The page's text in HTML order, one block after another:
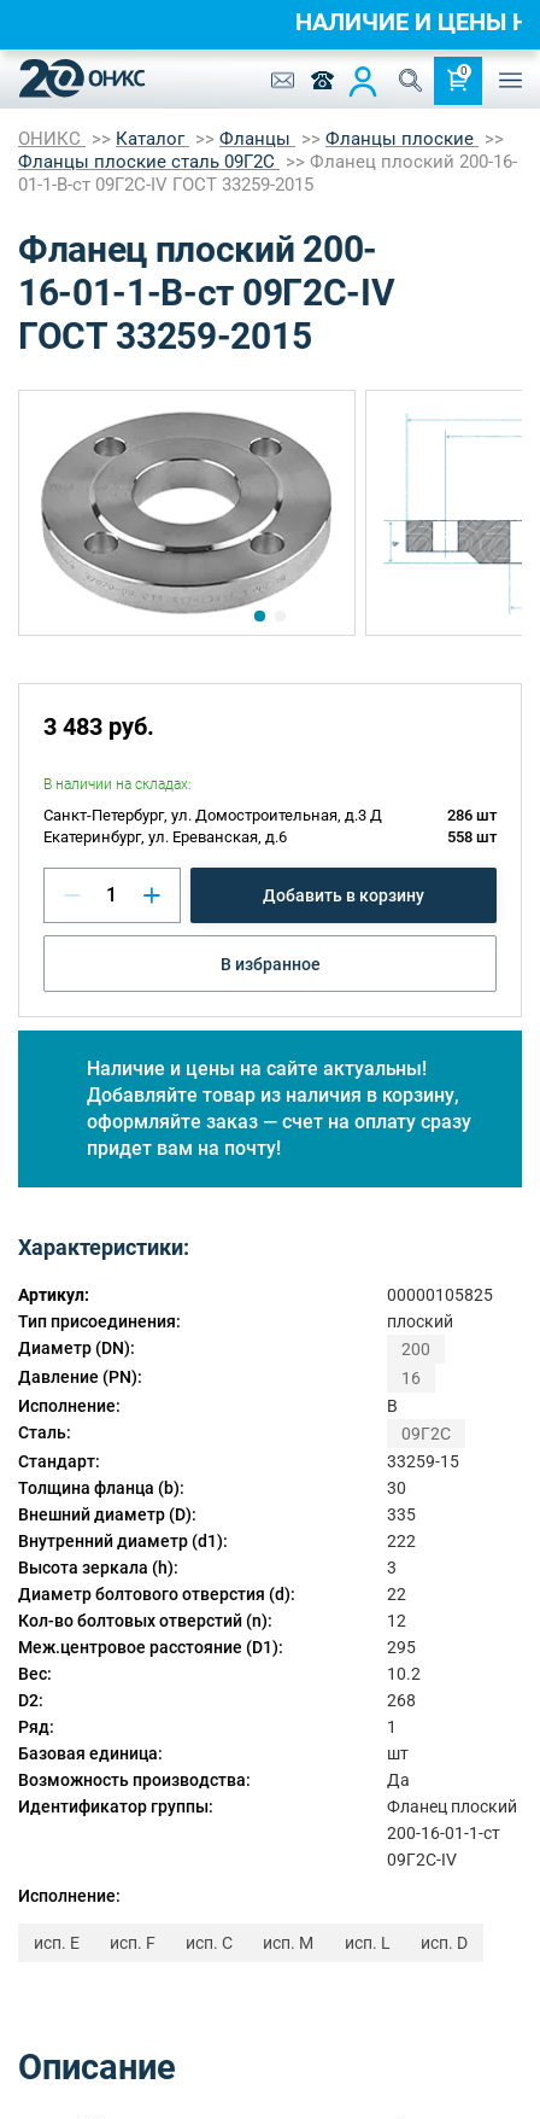
0
ОНИКС Каталог Фланцы
Фланцы плоские
Фланцы плоские сталь 09Г2С
Фланец плоский 200-16-
01-1-B-ст 09Г2С-IV ГОСТ 33259-2015
Фланец плоский 200-
16-01-1-B-ст 09Г2С-IV
ГОСТ 33259-2015
3 483 руб.
В наличии на складах:
Санкт-Петербург, ул. Домостроительная, д.3 Д
286 шт
Екатеринбург, ул. Ереванская, д.6
558 шт
Добавить в корзину
В избранное
Наличие и цены на сайте актуальны!
Добавляйте товар из наличия в корзину,
оформляйте заказ — счет на оплату сразу
придет вам на почту!
Характеристики:
Артикул:
00000105825
Тип присоединения:
плоский
Диаметр (DN):
200
Давление (PN):
16
Исполнение:
B
Сталь:
09Г2С
Стандарт:
33259-15
Толщина фланца (b):
30
Внешний диаметр (D):
335
Внутренний диаметр (d1):
222
Высота зеркала (h):
3
Диаметр болтового отверстия (d):
22
Кол-во болтовых отверстий (n):
12
Меж.центровое расстояние (D1):
295
Вес:
10.2
D2:
268
Ряд:
1
Базовая единица:
шт
Возможность производства:
Да
Идентификатор группы:
Фланец плоский
200-16-01-1-ст
09Г2С-IV
Исполнение:
исп. E исп. F исп. C исп. M исп. L исп. D
Описание
НАЛИЧИЕ И